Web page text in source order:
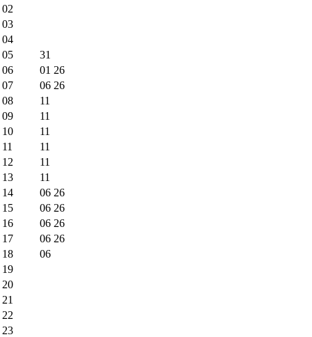
02
03
04
05
31
06
01 26
07
06 26
08
11
09
11
10
11
11
11
12
11
13
11
14
06 26
15
06 26
16
06 26
17
06 26
18
06
19
20
21
22
23